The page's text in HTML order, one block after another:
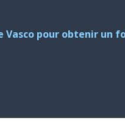
Vasco pour obtenir un